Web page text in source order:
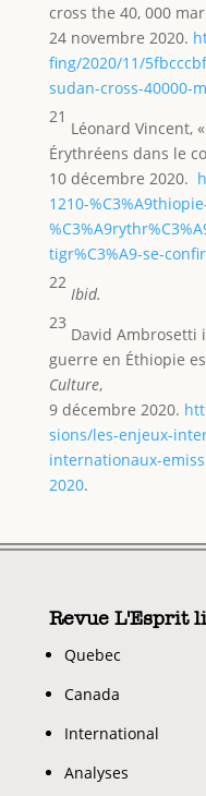
cross the 40, 000
24 novembre 2020.
fing/2020/11/
sudan-cross-40000-
21
Léonard Vincent,
Érythréens dans le
10 décembre 2020.
1210-
tigr%C3%A9-se-
22
Ibid.
23
David Ambrosetti
guerre en Éthiopie
Culture,
9 décembre 2020.
sions/les-enjeux-
internationaux-
2020.
Revue L'Esprit
Quebec
Canada
International
Analyses